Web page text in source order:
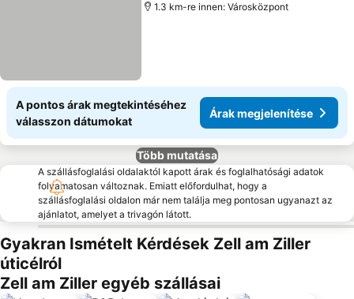
1.3 km-re innen: Városközpont
A pontos árak megtekintéséhez
válasszon dátumokat
Árak megjelenítése
Több mutatása
A szállásfoglalási oldalaktól kapott árak és foglalhatósági adatok
folyamatosan változnak. Emiatt előfordulhat, hogy a
szállásfoglalási oldalon már nem találja meg pontosan ugyanazt az
ajánlatot, amelyet a trivagón látott.
Gyakran Ismételt Kérdések Zell am Ziller
úticélról
Zell am Ziller egyéb szállásai